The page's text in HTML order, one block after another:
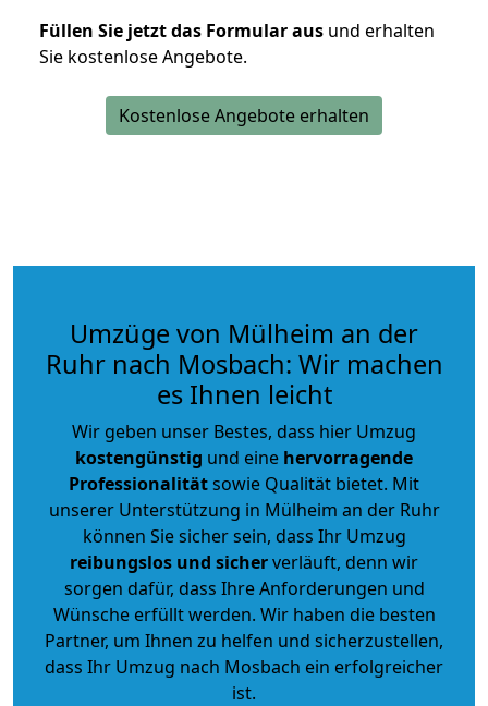
Füllen Sie jetzt das Formular aus und erhalten
Sie kostenlose Angebote.
Kostenlose Angebote erhalten
Umzüge von Mülheim an der
Ruhr nach Mosbach: Wir machen
es Ihnen leicht
Wir geben unser Bestes, dass hier Umzug
kostengünstig und eine hervorragende
Professionalitätsowie Qualität bietet. Mit
unserer Unterstützung in Mülheim an der Ruhr
können Sie sicher sein, dass Ihr Umzug
reibungslos und sicherverläuft, denn wir
sorgen dafür, dass Ihre Anforderungen und
Wünsche erfüllt werden. Wir haben die besten
Partner, um Ihnen zu helfen und sicherzustellen,
dass Ihr Umzug nach Mosbach ein erfolgreicher
ist.